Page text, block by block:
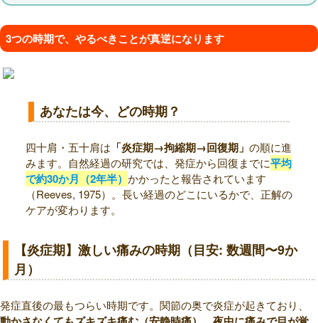
3つの時期で、やるべきことが真逆になります
あなたは今、どの時期？
四十肩・五十肩は 「炎症期→拘縮期→回復期」 の順に進
みます。自然経過の研究では、発症から回復までに平均
で約30か月（2年半） かかったと報告されています
（Reeves, 1975）。長い経過のどこにいるかで、正解の
ケアが変わります。
【炎症期】激しい痛みの時期（目安: 数週間〜9か
月）
発症直後の最もつらい時期です。関節の奥で炎症が起きており、